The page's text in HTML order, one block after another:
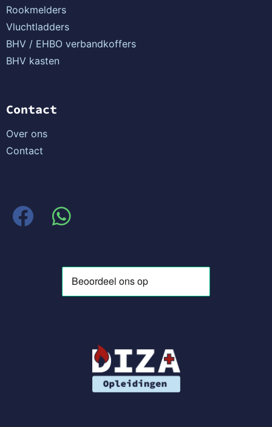
Rookmelders
Vluchtladders
BHV / EHBO verbandkoffers
BHV kasten
Contact
Over ons
Contact